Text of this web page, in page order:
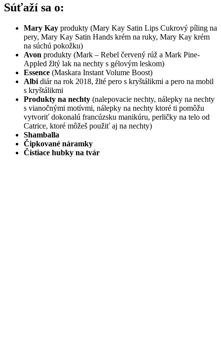
Súťaží sa o:
Mary Kay produkty (Mary Kay Satin Lips Cukrový píling na
pery, Mary Kay Satin Hands krém na ruky, Mary Kay krém
na súchú pokožku)
Avon produkty (Mark – Rebel červený rúž a Mark Pine-
Appled žltý lak na nechty s gélovým leskom)
Essence (Maskara Instant Volume Boost)
Albidiár na rok 2018, žlté pero s kryštálikmi a pero na mobil
s kryštálikmi
Produkty na nechty (nalepovacie nechty, nálepky na nechty
s vianočnými motívmi, nálepky na nechty ktoré ti pomôžu
vytvoriť dokonalú francúzsku manikúru, perličky na telo od
Catrice, ktoré môžeš použiť aj na nechty)
Shamballa
Čipkované náramky
Čistiace hubky na tvár